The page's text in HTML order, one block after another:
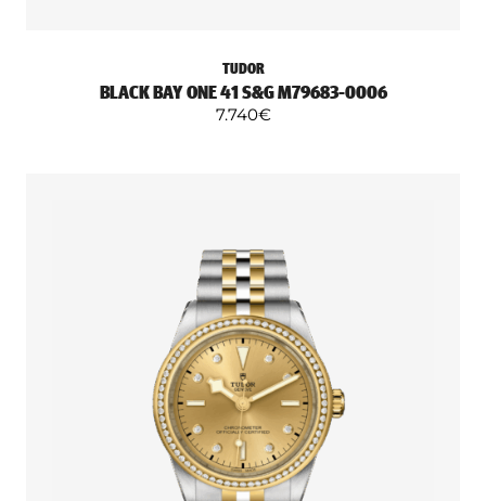
TUDOR
BLACK BAY ONE 41 S&G M79683-0006
7.740€